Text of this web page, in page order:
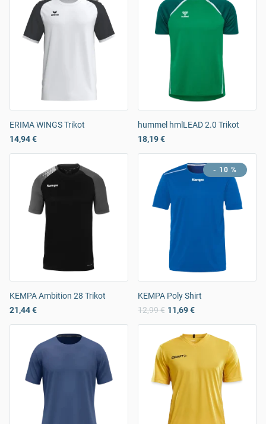
ERIMA WINGS Trikot
14,94 €
hummel hmlLEAD 2.0 Trikot
18,19 €
KEMPA Ambition 28 Trikot
21,44 €
- 10 %
KEMPA Poly Shirt
12,99 € 11,69 €